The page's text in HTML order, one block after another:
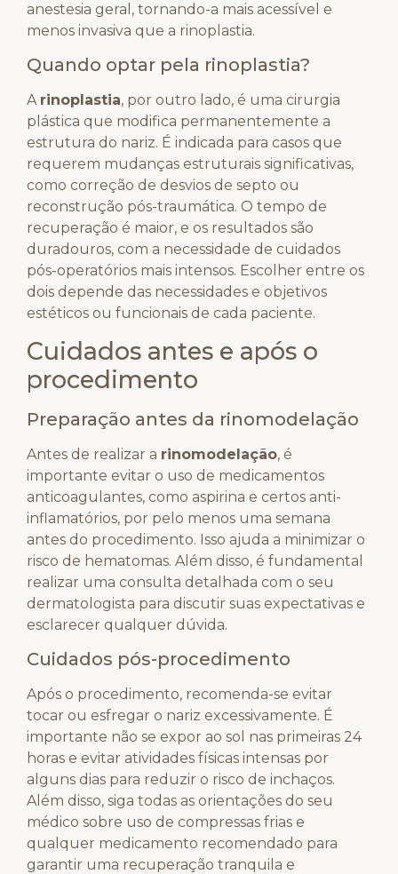
anestesia geral, tornando-a mais acessível e
menos invasiva que a rinoplastia.
Quando optar pela rinoplastia?
A rinoplastia, por outro lado, é uma cirurgia
plástica que modifica permanentemente a
estrutura do nariz. É indicada para casos que
requerem mudanças estruturais significativas,
como correção de desvios de septo ou
reconstrução pós-traumática. O tempo de
recuperação é maior, e os resultados são
duradouros, com a necessidade de cuidados
pós-operatórios mais intensos. Escolher entre os
dois depende das necessidades e objetivos
estéticos ou funcionais de cada paciente.
Cuidados antes e após o
procedimento
Preparação antes da rinomodelação
Antes de realizar a rinomodelação, é
importante evitar o uso de medicamentos
anticoagulantes, como aspirina e certos anti-
inflamatórios, por pelo menos uma semana
antes do procedimento. Isso ajuda a minimizar o
risco de hematomas. Além disso, é fundamental
realizar uma consulta detalhada com o seu
dermatologista para discutir suas expectativas e
esclarecer qualquer dúvida.
Cuidados pós-procedimento
Após o procedimento, recomenda-se evitar
tocar ou esfregar o nariz excessivamente. É
importante não se expor ao sol nas primeiras 24
horas e evitar atividades físicas intensas por
alguns dias para reduzir o risco de inchaços.
Além disso, siga todas as orientações do seu
médico sobre uso de compressas frias e
qualquer medicamento recomendado para
garantir uma recuperação tranquila e